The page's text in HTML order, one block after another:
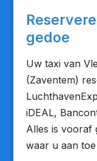
gedoe
Uw taxi van
(Zaventem)
iDEAL,
Alles is vooraf
waar u aan